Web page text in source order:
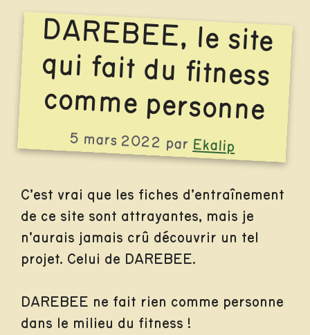
DAREBEE, le site
qui fait du fitness
comme personne
5 mars 2022 par Ekalip
C’est vrai que les fiches d’entraînement
de ce site sont attrayantes, mais je
n’aurais jamais crû découvrir un tel
projet. Celui de DAREBEE.
DAREBEE ne fait rien comme personne
dans le milieu du fitness !